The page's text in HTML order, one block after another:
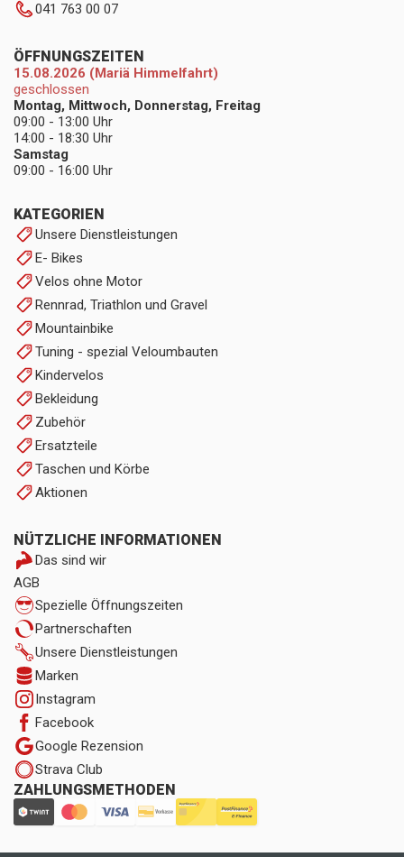
041 763 00 07
KATEGORIEN
Unsere Dienstleistungen
E- Bikes
Velos ohne Motor
Rennrad, Triathlon und Gravel
Mountainbike
Tuning - spezial Veloumbauten
Kindervelos
Bekleidung
Zubehör
Ersatzteile
Taschen und Körbe
Aktionen
NÜTZLICHE INFORMATIONEN
Das sind wir
AGB
Spezielle Öffnungszeiten
Partnerschaften
Unsere Dienstleistungen
Marken
Instagram
Facebook
Google Rezension
Strava Club
ZAHLUNGSMETHODEN
ÖFFNUNGSZEITEN
15.08.2026 (Mariä Himmelfahrt)
geschlossen
Montag, Mittwoch, Donnerstag, Freitag
09:00 - 13:00 Uhr
14:00 - 18:30 Uhr
Samstag
09:00 - 16:00 Uhr